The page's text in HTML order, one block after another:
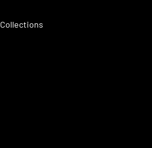
Collections